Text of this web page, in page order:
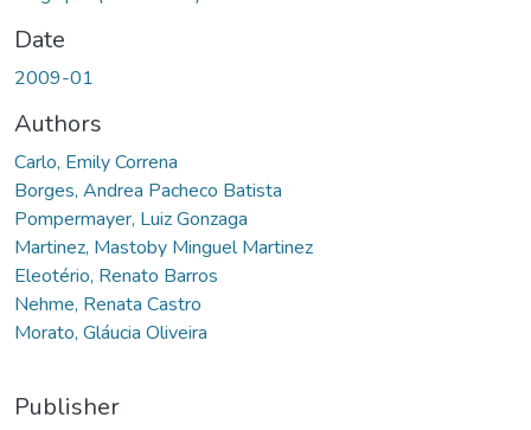
Date
2009-01
Authors
Carlo, Emily Correna
Borges, Andrea Pacheco Batista
Pompermayer, Luiz Gonzaga
Martinez, Mastoby Minguel Martinez
Eleotério, Renato Barros
Nehme, Renata Castro
Morato, Gláucia Oliveira
Publisher